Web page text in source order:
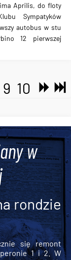
Aprilis, do floty
Sympatyków
autobus w stu
12 pierwszej
9 10
w
rondzie
się remont
1 i 2. W